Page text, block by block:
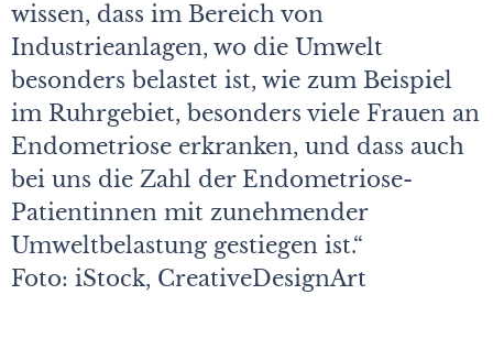
wissen, dass im Bereich von
Industrieanlagen, wo die Umwelt
besonders belastet ist, wie zum Beispiel
im Ruhrgebiet, besonders viele Frauen an
Endometriose erkranken, und dass auch
bei uns die Zahl der Endometriose-
Patientinnen mit zunehmender
Umweltbelastung gestiegen ist.“
Foto: iStock, CreativeDesignArt